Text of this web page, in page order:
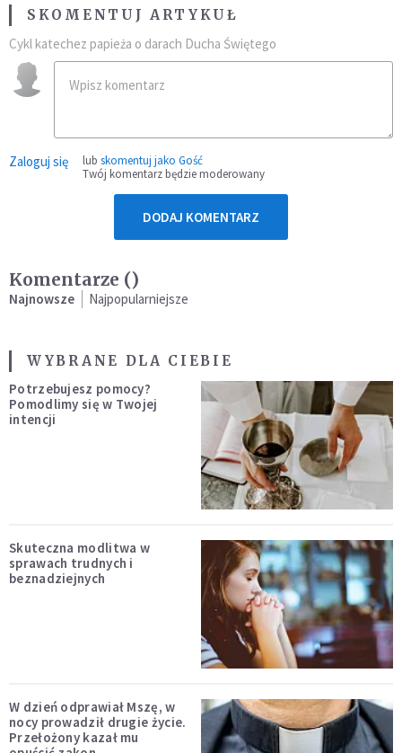
SKOMENTUJ ARTYKUŁ
Cykl katechez papieża o darach Ducha Świętego
Zaloguj się lub skomentuj jako Gość
Twój komentarz będzie moderowany
DODAJ KOMENTARZ
Komentarze ()
Najnowsze Najpopularniejsze
WYBRANE DLA CIEBIE
Potrzebujesz pomocy?
Pomodlimy się w Twojej
intencji
Skuteczna modlitwa w
sprawach trudnych i
beznadziejnych
W dzień odprawiał Mszę, w
nocy prowadził drugie życie.
Przełożony kazał mu